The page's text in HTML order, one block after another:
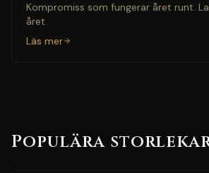
Kompromiss som fungerar året runt.
året.
Läs mer
Populära